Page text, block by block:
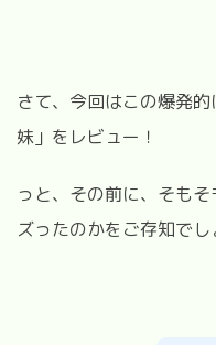
さて、今回はこの爆発
妹」をレビュー！
っと、その前に、そも
ズったのかをご存知で